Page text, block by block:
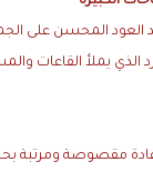
المحسن على
الذي يملأ القاعات
مقصوصة ومرتبة